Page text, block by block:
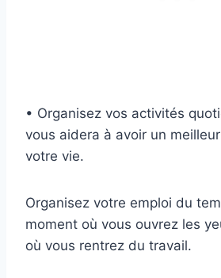
• Organisez vos activités
vous aidera à avoir un
votre vie.
Organisez votre emploi du
moment où vous ouvrez les
où vous rentrez du travail.